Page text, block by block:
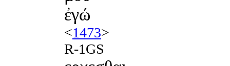
ἐγώ
<1473>
R-1GS